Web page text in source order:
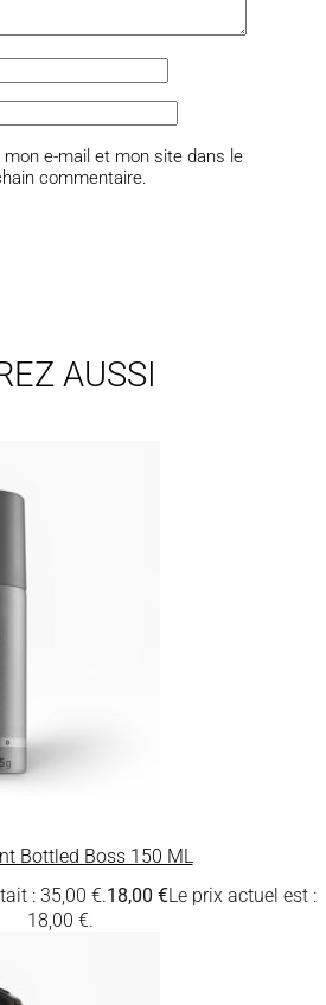
e-mail et mon site dans le
commentaire.
AUSSI
Bottled Boss 150 ML
: 35,00 €.18,00 €Le prix actuel est :
18,00 €.